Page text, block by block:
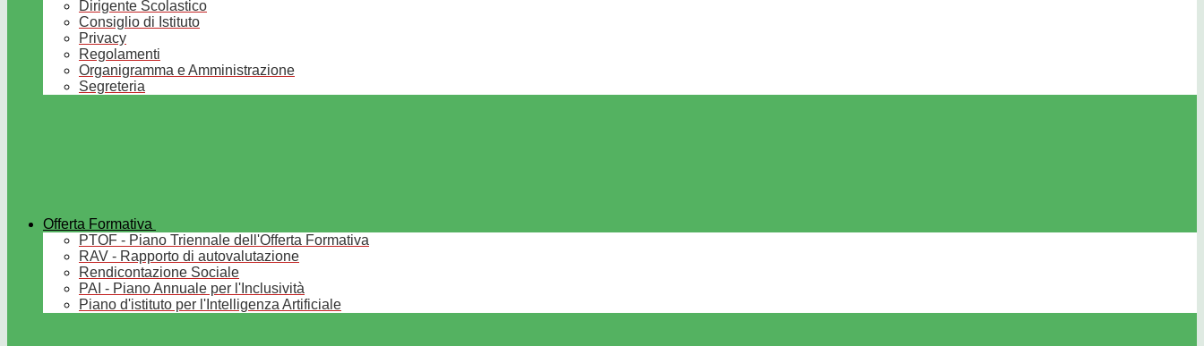
Dirigente Scolastico
Consiglio di Istituto
Privacy
Regolamenti
Organigramma e Amministrazione
Segreteria
Offerta Formativa
PTOF - Piano Triennale dell'Offerta Formativa
RAV - Rapporto di autovalutazione
Rendicontazione Sociale
PAI - Piano Annuale per l'Inclusività
Piano d'istituto per l'Intelligenza Artificiale